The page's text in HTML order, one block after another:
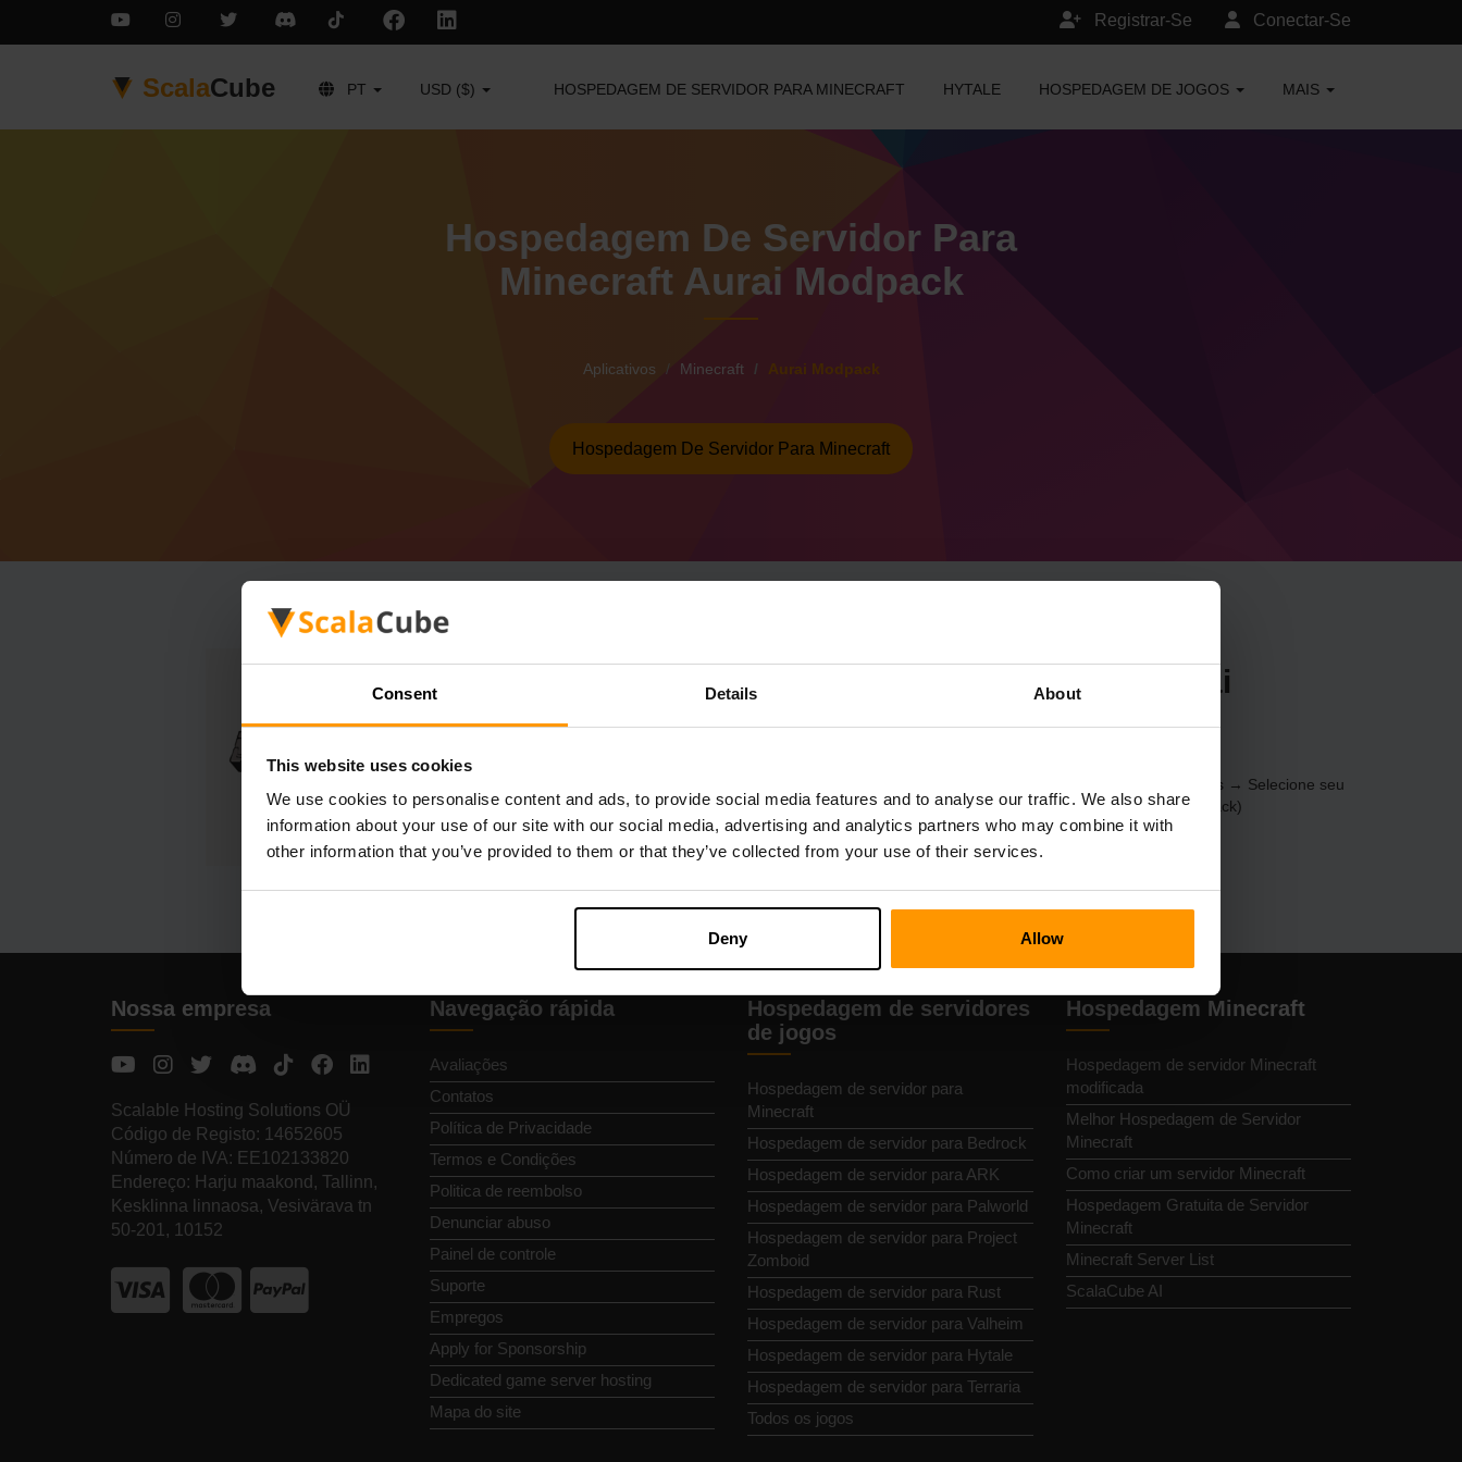
Consent Details About
This website uses cookies
We use cookies to personalise content and ads, to provide social media features and to analyse our traffic. We also share
information about your use of our site with our social media, advertising and analytics partners who may combine it with
other information that you’ve provided to them or that they’ve collected from your use of their services.
Deny Allow
Conectar-Se
Registrar-Se
ScalaCube PT USD ($) HOSPEDAGEM DE SERVIDOR PARA MINECRAFT HYTALE HOSPEDAGEM DE JOGOS MAIS
Hospedagem De Servidor Para
Minecraft Aurai Modpack
Aplicativos Minecraft Aurai Modpack
Hospedagem De Servidor Para Minecraft
Como fazer o servidor Minecraft Aurai
Modpack
(Servidores → Selecione seu
servidor → Servidores de jogos → Adicionar servidor de jogos → Aurai Modpack)
Divirta-se jogando no servidor!
Nossa empresa
Scalable Hosting Solutions OÜ
Código de Registo: 14652605
Número de IVA: EE102133820
Endereço: Harju maakond, Tallinn,
Kesklinna linnaosa, Vesivärava tn
50-201, 10152
Navegação rápida
Avaliações
Contatos
Política de Privacidade
Termos e Condições
Politica de reembolso
Denunciar abuso
Painel de controle
Suporte
Empregos
Apply for Sponsorship
Dedicated game server hosting
Mapa do site
Hospedagem de servidores
de jogos
Hospedagem de servidor para
Minecraft
Hospedagem de servidor para Bedrock
Hospedagem de servidor para ARK
Hospedagem de servidor para Palworld
Hospedagem de servidor para Project
Zomboid
Hospedagem de servidor para Rust
Hospedagem de servidor para Valheim
Hospedagem de servidor para Hytale
Hospedagem de servidor para Terraria
Todos os jogos
Hospedagem Minecraft
Hospedagem de servidor Minecraft
modificada
Melhor Hospedagem de Servidor
Minecraft
Como criar um servidor Minecraft
Hospedagem Gratuita de Servidor
Minecraft
Minecraft Server List
ScalaCube AI